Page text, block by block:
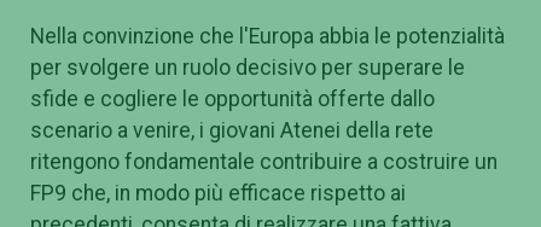
Nella convinzione che l'Europa abbia le potenzialità
per svolgere un ruolo decisivo per superare le
sfide e cogliere le opportunità offerte dallo
scenario a venire, i giovani Atenei della rete
ritengono fondamentale contribuire a costruire un
FP9 che, in modo più efficace rispetto ai